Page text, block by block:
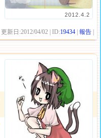
2012.4.2
| 更新日:2012/04/02 | ID:19434 |報告